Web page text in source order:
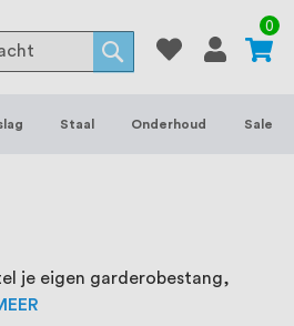
waaronder
van
onze oprichting
verschil maakt.
Search
0
Staal Onderhoud Sale
je eigen garderobestang,